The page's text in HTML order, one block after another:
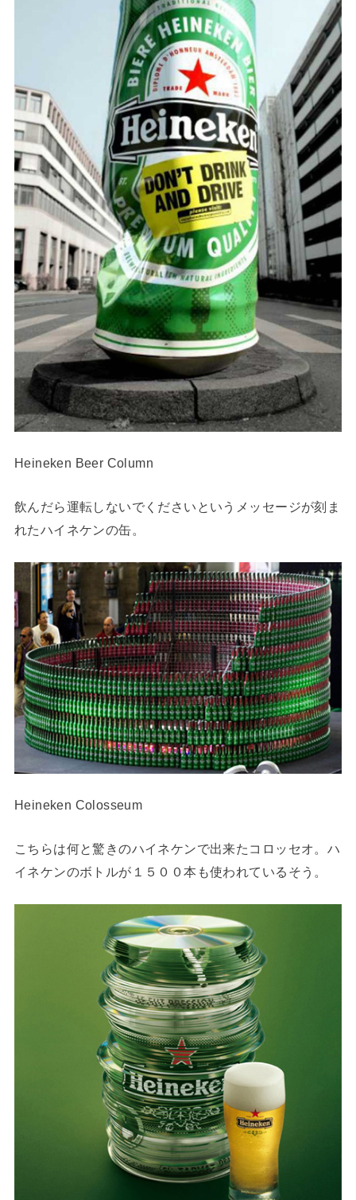
Heineken Beer Column
飲んだら運転しないでくださいというメッセージが刻ま
れたハイネケンの缶。
Heineken Colosseum
こちらは何と驚きのハイネケンで出来たコロッセオ。ハ
イネケンのボトルが１５００本も使われているそう。